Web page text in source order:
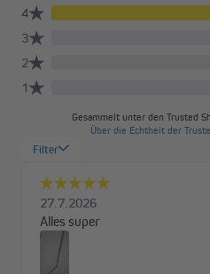
Die Quadris ist in Standardbreiten
einem Ausfall von bis zu 3,5
Hochwertige Materialien
Unsere wasser- und
es in leuchtenden Farben wie
klassischem Grau. Du hast die
Blockstreifen. Ein UV-Schutz
Sonnenstunden unter deiner
Aluminium erhältst du wahlweise
Durchdachte Technik